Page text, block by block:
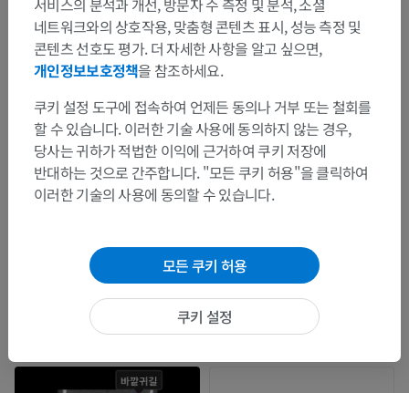
서비스의 분석과 개선, 방문자 수 측정 및 분석, 소셜
네트워크와의 상호작용, 맞춤형 콘텐츠 표시, 성능 측정 및
콘텐츠 선호도 평가. 더 자세한 사항을 알고 싶으면,
개인정보보호정책을 참조하세요.
쿠키 설정 도구에 접속하여 언제든 동의나 거부 또는 철회를
할 수 있습니다. 이러한 기술 사용에 동의하지 않는 경우,
당사는 귀하가 적법한 이익에 근거하여 쿠키 저장에
반대하는 것으로 간주합니다. "모든 쿠키 허용"을 클릭하여
이러한 기술의 사용에 동의할 수 있습니다.
모든 쿠키 허용
쿠키 설정